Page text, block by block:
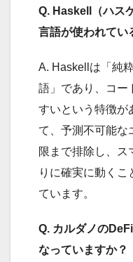
Q. Haskell（ハス
言語が使われてい
A. Haskellは「純
語」であり、コー
すいという特徴が
て、予測不可能な
限まで排除し、ス
りに確実に動く
ています。
Q. カルダノの
なっていますか？